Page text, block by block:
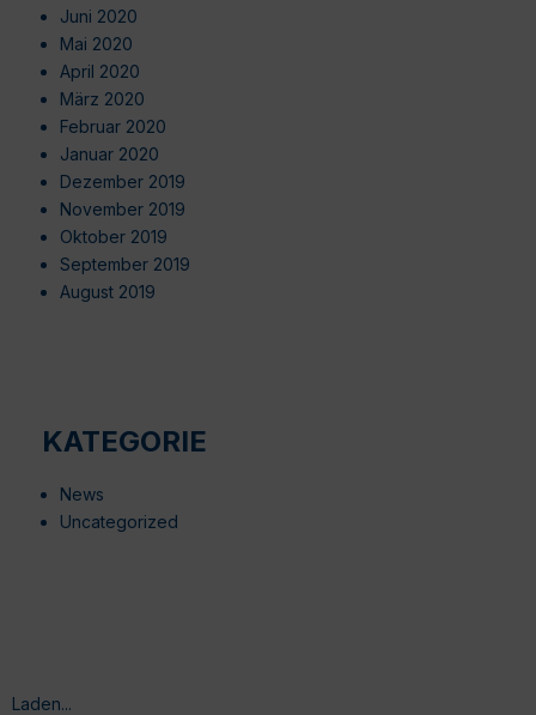
Juni 2020
Mai 2020
April 2020
März 2020
Februar 2020
Januar 2020
Dezember 2019
November 2019
Oktober 2019
September 2019
August 2019
KATEGORIE
News
Uncategorized
Laden...